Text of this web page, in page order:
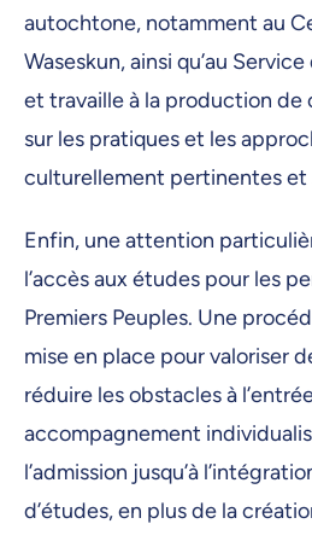
autochtone, notamment au
Waseskun, ainsi qu’au
et travaille à la production de
sur les pratiques et les
culturellement pertinentes et
Enfin, une attention
l’accès aux études pour les
Premiers Peuples. Une
mise en place pour valoriser
réduire les obstacles à
accompagnement
l’admission jusqu’à
d’études, en plus de la